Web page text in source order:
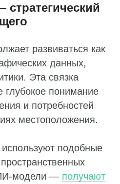
стратегический
развиваться как
данных,
Эта связка
глубокое понимание
и потребностей
местоположения.
подобные
— получают